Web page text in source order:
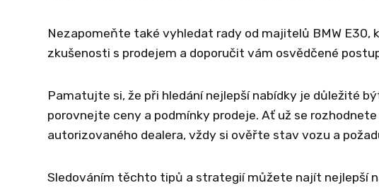
Nezapomeňte také vyhledat rady od majitelů BMW E30,
zkušenosti s prodejem a doporučit vám osvědčené
Pamatujte si, že při hledání nejlepší nabídky je důležité
porovnejte ceny a podmínky prodeje. Ať už se
autorizovaného dealera, vždy si ověřte stav vozu a
Sledováním těchto tipů a strategií můžete najít nejlepší